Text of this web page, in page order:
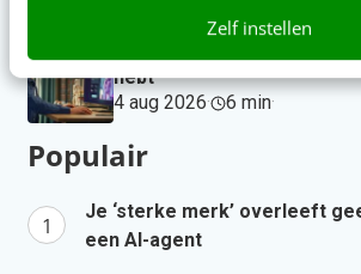
Zelf instellen
hebt
4 aug 2026· 6 min·
Populair
Je ‘sterke merk’ overleeft
een AI-agent